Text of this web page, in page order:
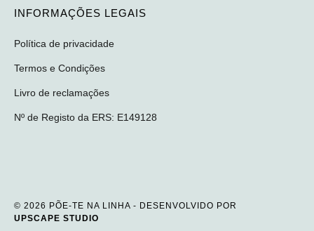
INFORMAÇÕES LEGAIS
Política de privacidade
Termos e Condições
Livro de reclamações
Nº de Registo da ERS: E149128
© 2026 PÕE-TE NA LINHA - DESENVOLVIDO POR
UPSCAPE STUDIO